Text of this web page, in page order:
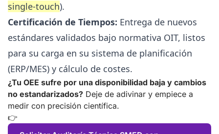
single-touch).
Certificación de Tiempos: Entrega de nuevos
estándares validados bajo normativa OIT, listos
para su carga en su sistema de planificación
(ERP/MES) y cálculo de costes.
¿Tu OEE sufre por una disponibilidad baja y cambios
no estandarizados? Deje de adivinar y empiece a
medir con precisión científica.
👉